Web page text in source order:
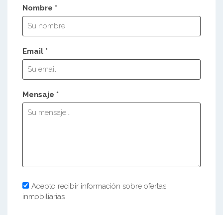
Nombre *
Email *
Mensaje *
Acepto recibir información sobre ofertas
inmobiliarias